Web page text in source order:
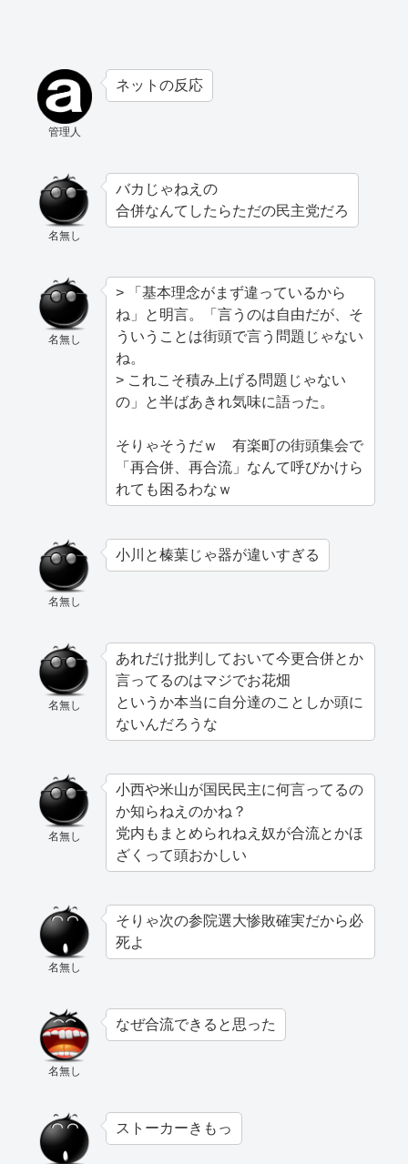
管理人
ネットの反応
名無し
バカじゃねえの
合併なんてしたらただの民主党だろ
名無し
> 「基本理念がまず違っているから
ね」と明言。「言うのは自由だが、そ
ういうことは街頭で言う問題じゃない
ね。
> これこそ積み上げる問題じゃない
の」と半ばあきれ気味に語った。
そりゃそうだｗ 有楽町の街頭集会で
「再合併、再合流」なんて呼びかけら
れても困るわなｗ
名無し
小川と榛葉じゃ器が違いすぎる
名無し
あれだけ批判しておいて今更合併とか
言ってるのはマジでお花畑
というか本当に自分達のことしか頭に
ないんだろうな
名無し
小西や米山が国民民主に何言ってるの
か知らねえのかね？
党内もまとめられねえ奴が合流とかほ
ざくって頭おかしい
名無し
そりゃ次の参院選大惨敗確実だから必
死よ
名無し
なぜ合流できると思った
ストーカーきもっ